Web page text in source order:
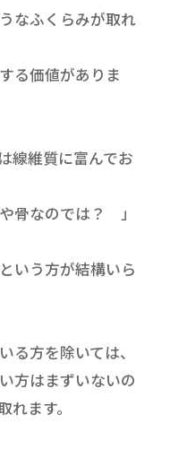
なふくらみが取れ
る価値がありま
線維質に富んでお
骨なのでは？ 」
いう方が結構いら
る方を除いては、
方はまずいないの
ます。